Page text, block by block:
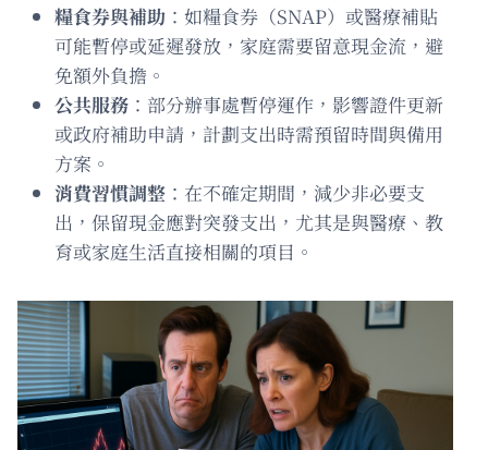
糧食券與補助 ：如糧食券（SNAP）或醫療補貼
可能暫停或延遲發放，家庭需要留意現金流，避
免額外負擔。
公共服務 ：部分辦事處暫停運作，影響證件更新
或政府補助申請，計劃支出時需預留時間與備用
方案。
消費習慣調整 ：在不確定期間，減少非必要支
出，保留現金應對突發支出，尤其是與醫療、教
育或家庭生活直接相關的項目。